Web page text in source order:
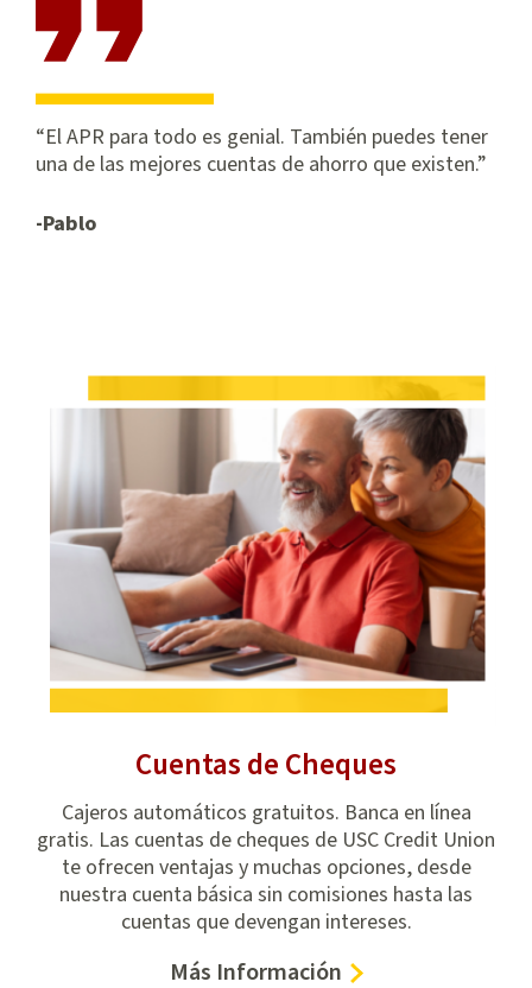
El APR para todo es genial. También puedes tener
una de las mejores cuentas de ahorro que existen.
-Pablo
Cuentas de Cheques
Cajeros automáticos gratuitos. Banca en línea
gratis. Las cuentas de cheques de USC Credit Union
te ofrecen ventajas y muchas opciones, desde
nuestra cuenta básica sin comisiones hasta las
cuentas que devengan intereses.
Más Información–